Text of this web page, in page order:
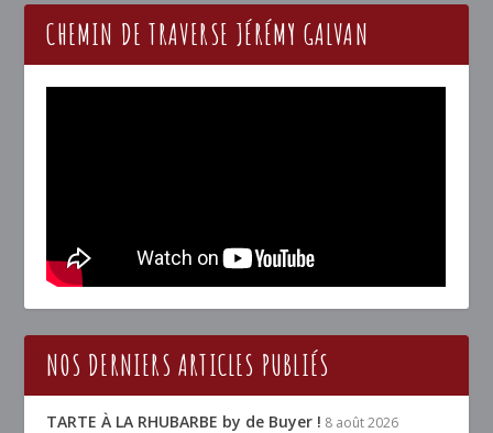
CHEMIN DE TRAVERSE JÉRÉMY GALVAN
NOS DERNIERS ARTICLES PUBLIÉS
TARTE À LA RHUBARBE by de Buyer ! 8 août 2026